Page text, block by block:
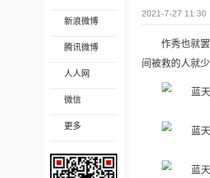
新浪微博
腾讯微博
人人网
微信
更多
2021-7-27 11:30
作秀也就
间被救的人就